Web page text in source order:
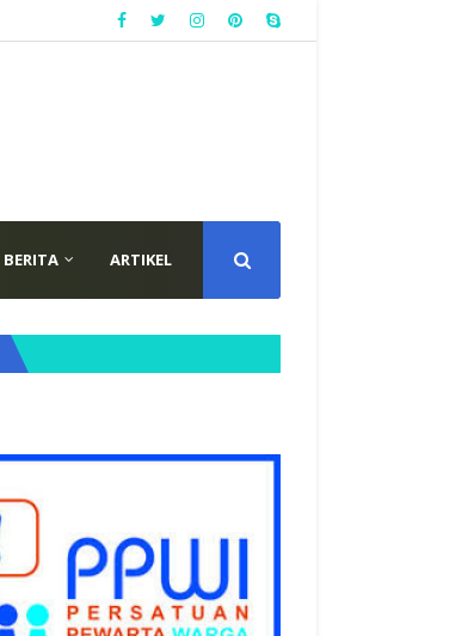
BERITA ARTIKEL